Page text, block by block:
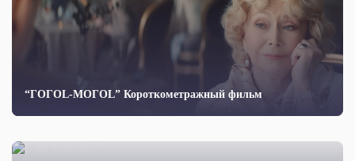
“ГОГОL-МОГОL” Короткометражный фильм